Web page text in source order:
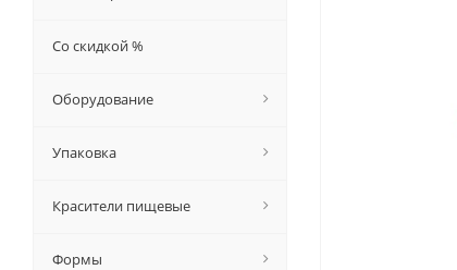
Со скидкой %
Оборудование
Упаковка
Красители пищевые
Формы